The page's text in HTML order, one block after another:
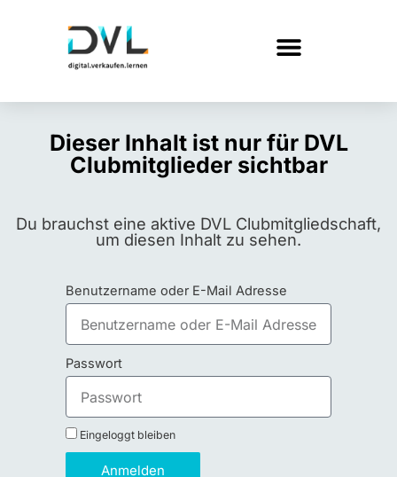
Dieser Inhalt ist nur für DVL
Clubmitglieder sichtbar
Du brauchst eine aktive DVL Clubmitgliedschaft,
um diesen Inhalt zu sehen.
Benutzername oder E-Mail Adresse
Passwort
Eingeloggt bleiben
Anmelden